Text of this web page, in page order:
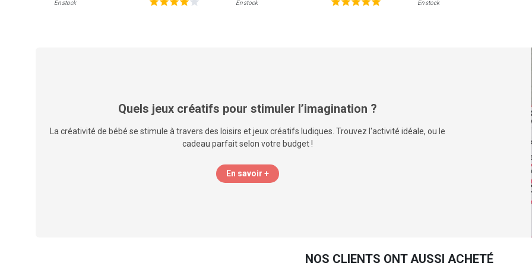
En stock En stock En stock
Quels jeux créatifs pour stimuler l’imagination ?
La créativité de bébé se stimule à travers des loisirs et jeux créatifs ludiques. Trouvez l'activité idéale, ou le
cadeau parfait selon votre budget !
En savoir +
NOS CLIENTS ONT AUSSI ACHETÉ